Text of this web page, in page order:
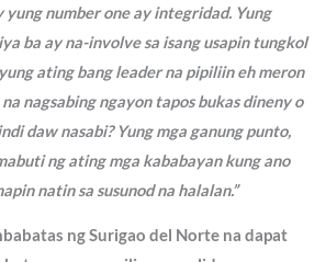
yung number one ay integridad. Yung
ba ay na-involve sa isang usapin tungkol
ating bang leader na pipiliin eh meron
nagsabing ngayon tapos bukas dineny o
daw nasabi? Yung mga ganung punto,
ng ating mga kababayan kung ano
natin sa susunod na halalan.”
ng Surigao del Norte na dapat